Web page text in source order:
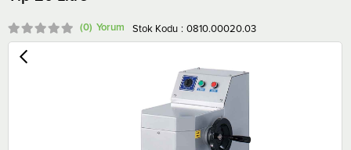
(0) Stok Kodu 0810.00020.03